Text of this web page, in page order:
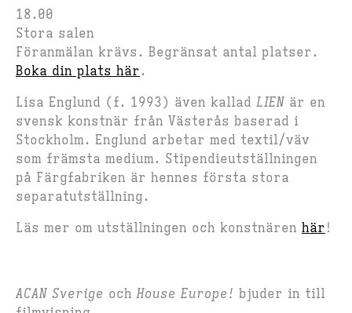
18.00
Stora salen
Föranmälan krävs. Begränsat antal platser.
Boka din plats här.
Lisa Englund (f. 1993) även kallad LIEN är en
svensk konstnär från Västerås baserad i
Stockholm. Englund arbetar med textil/väv
som främsta medium. Stipendieutställningen
på Färgfabriken är hennes första stora
separatutställning.
Läs mer om utställningen och konstnären här !
ACAN Sverige och House Europe! bjuder in till